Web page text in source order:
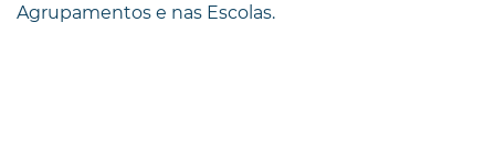
Agrupamentos e nas Escolas.